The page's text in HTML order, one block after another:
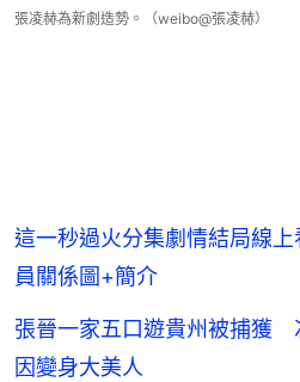
張凌赫為新劇造勢。（weibo@張凌赫）
這一秒過火分集劇情結局線
員關係圖+簡介
張晉一家五口遊貴州被捕獲
因變身大美人